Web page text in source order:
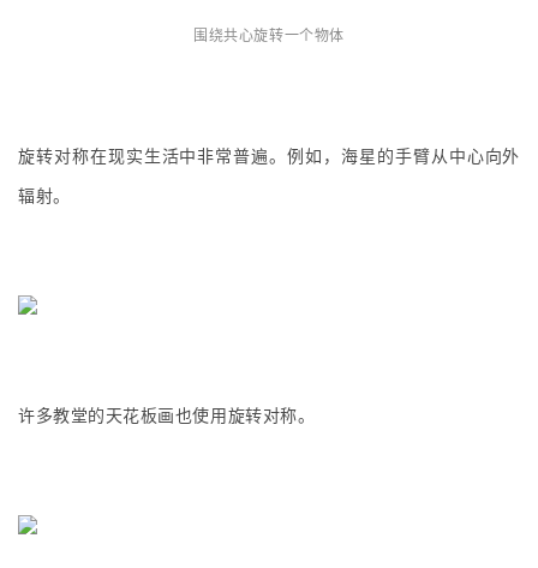
围绕共心旋转一个物体
旋转对称在现实生活中非常普遍。例如，海星的手臂从中心向外
辐射。
许多教堂的天花板画也使用旋转对称。